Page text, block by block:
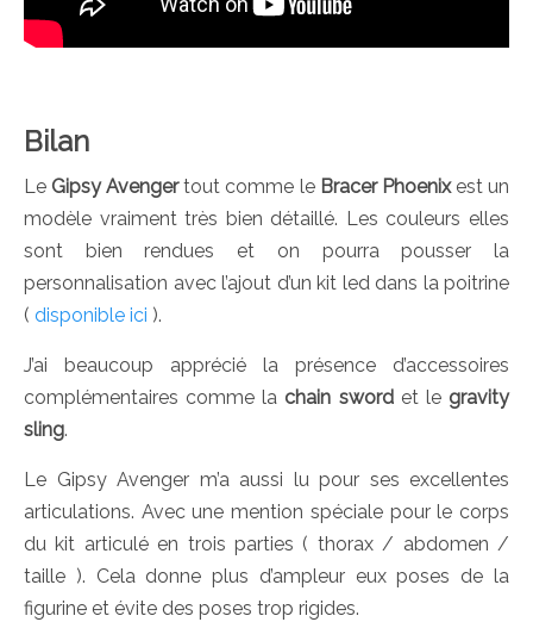
Bilan
Le Gipsy Avengertout comme le Bracer Phoenixest un
modèle vraiment très bien détaillé. Les couleurs elles
sont bien rendues et on pourra pousser la
personnalisation avec l’ajout d’un kit led dans la poitrine
( disponible ici ).
J’ai beaucoup apprécié la présence d’accessoires
complémentaires comme la chain swordet le gravity
sling.
Le Gipsy Avenger m’a aussi lu pour ses excellentes
articulations. Avec une mention spéciale pour le corps
du kit articulé en trois parties ( thorax / abdomen /
taille ). Cela donne plus d’ampleur eux poses de la
figurine et évite des poses trop rigides.